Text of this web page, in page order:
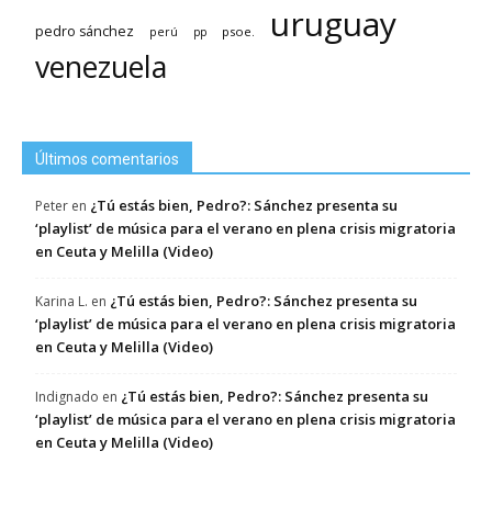
pedro sánchez perú pp psoe. uruguay
venezuela
Últimos comentarios
Peter en ¿Tú estás bien, Pedro?: Sánchez presenta su
‘playlist’ de música para el verano en plena crisis migratoria
en Ceuta y Melilla (Video)
Karina L. en ¿Tú estás bien, Pedro?: Sánchez presenta su
‘playlist’ de música para el verano en plena crisis migratoria
en Ceuta y Melilla (Video)
Indignado en ¿Tú estás bien, Pedro?: Sánchez presenta su
‘playlist’ de música para el verano en plena crisis migratoria
en Ceuta y Melilla (Video)